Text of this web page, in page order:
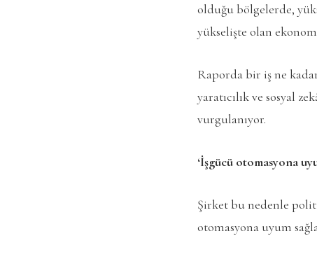
olduğu bölgelerde,
yükselişte olan
Raporda bir iş ne
yaratıcılık ve sosyal
vurgulanıyor.
‘İşgücü otomasyona
Şirket bu nedenle
otomasyona uyum